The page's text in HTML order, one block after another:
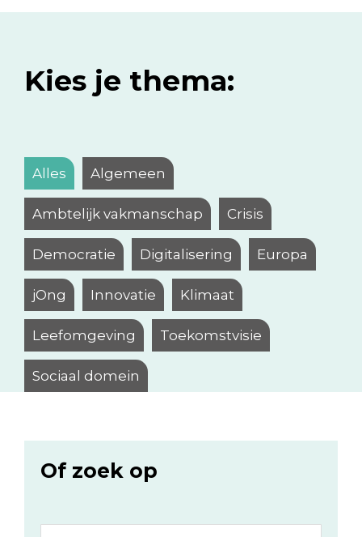
Kies je thema:
Alles Algemeen
Ambtelijk vakmanschap Crisis
Democratie Digitalisering Europa
jOng Innovatie Klimaat
Leefomgeving Toekomstvisie
Sociaal domein
Of zoek op